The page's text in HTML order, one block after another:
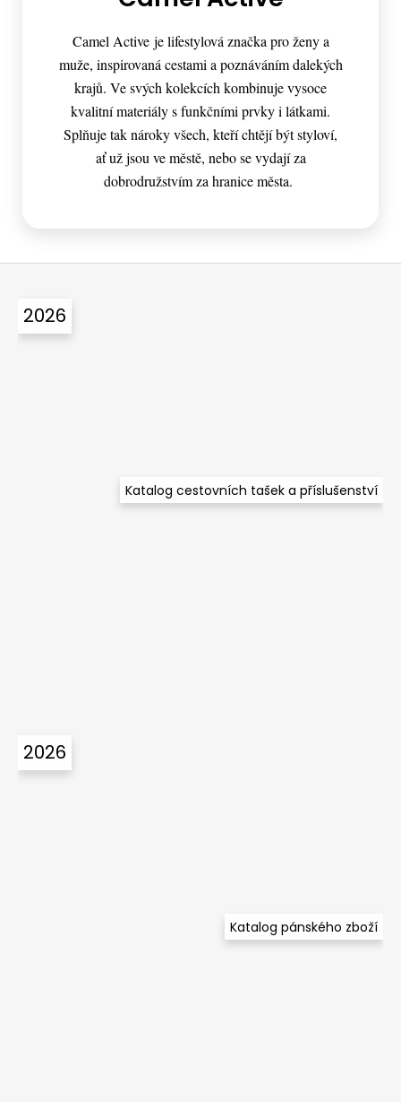
Camel Active je lifestylová značka pro ženy a
muže, inspirovaná cestami a poznáváním dalekých
krajů. Ve svých kolekcích kombinuje vysoce
kvalitní materiály s funkčními prvky i látkami.
Splňuje tak nároky všech, kteří chtějí být styloví,
ať už jsou ve městě, nebo se vydají za
dobrodružstvím za hranice města.
Z
2026
Katalog cestovních tašek a příslušenství
2026
Katalog pánského zboží